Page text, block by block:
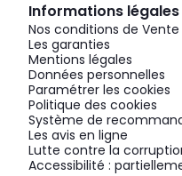
Informations légales
Nos conditions de Vente
Les garanties
Mentions légales
Données personnelles
Paramétrer les cookies
Politique des cookies
Système de
Les avis en ligne
Lutte contre la
Accessibilité :